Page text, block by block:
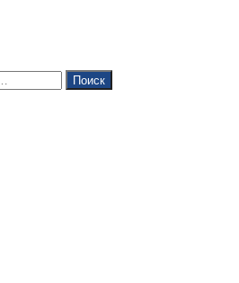
Поиск